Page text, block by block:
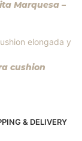
Marquesa –
cushion
& DELIVERY